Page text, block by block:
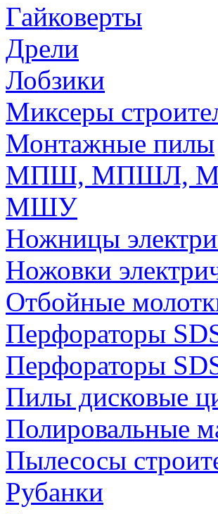
Гайковерты
Дрели
Лобзики
Миксеры
Монтажные пилы
МПШ, МПШЛ,
МШУ
Ножницы
Ножовки
Отбойные
Перфораторы
Перфораторы
Пилы дисковые
Полировальные
Пылесосы
Рубанки